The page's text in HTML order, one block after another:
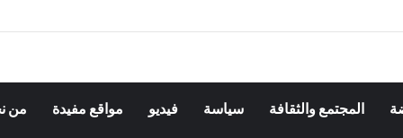
المجتمع والثقافة سياسة فيديو مواقع مفيدة من